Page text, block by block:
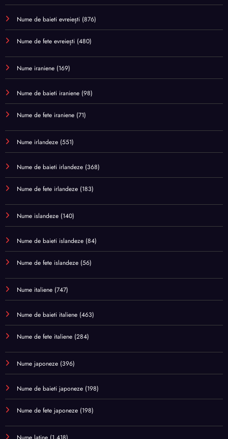
Nume de baieti evreiești (876)
Nume de fete evreiești (480)
Nume iraniene (169)
Nume de baieti iraniene (98)
Nume de fete iraniene (71)
Nume irlandeze (551)
Nume de baieti irlandeze (368)
Nume de fete irlandeze (183)
Nume islandeze (140)
Nume de baieti islandeze (84)
Nume de fete islandeze (56)
Nume italiene (747)
Nume de baieti italiene (463)
Nume de fete italiene (284)
Nume japoneze (396)
Nume de baieti japoneze (198)
Nume de fete japoneze (198)